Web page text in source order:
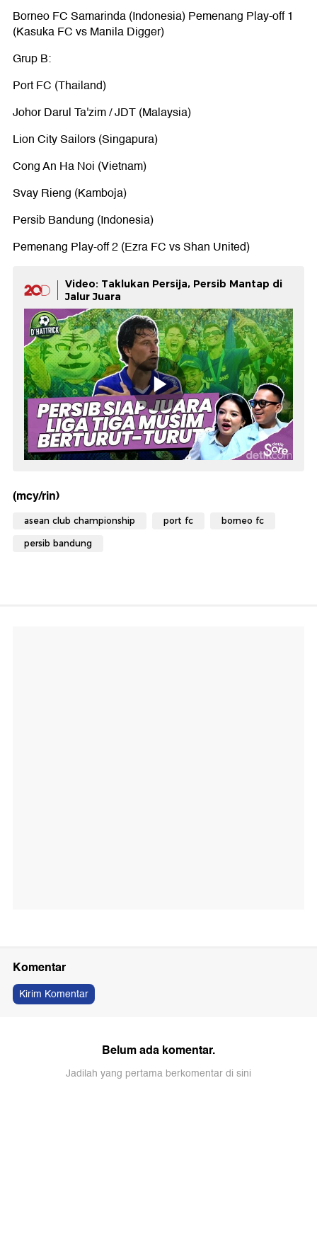
Borneo FC Samarinda (Indonesia) Pemenang Play-off 1
(Kasuka FC vs Manila Digger)
Grup B:
Port FC (Thailand)
Johor Darul Ta'zim / JDT (Malaysia)
Lion City Sailors (Singapura)
Cong An Ha Noi (Vietnam)
Svay Rieng (Kamboja)
Persib Bandung (Indonesia)
Pemenang Play-off 2 (Ezra FC vs Shan United)
Video: Taklukan Persija, Persib Mantap di
Jalur Juara
(mcy/rin)
asean club championship port fc borneo fc
persib bandung
Komentar
Kirim Komentar
Belum ada komentar.
Jadilah yang pertama berkomentar di sini